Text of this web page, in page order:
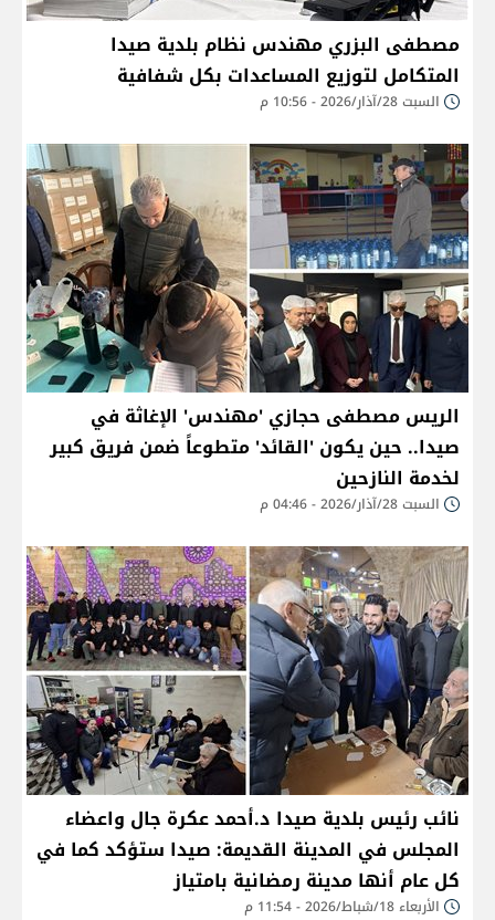
مصطفى البزري مهندس نظام بلدية صيدا
المتكامل لتوزيع المساعدات بكل شفافية
السبت 28/آذار/2026 - 10:56 م
الريس مصطفى حجازي 'مهندس' الإغاثة في
صيدا.. حين يكون 'القائد' متطوعاً ضمن فريق كبير
لخدمة النازحين
السبت 28/آذار/2026 - 04:46 م
نائب رئيس بلدية صيدا د.أحمد عكرة جال واعضاء
المجلس في المدينة القديمة: صيدا ستؤكد كما في
كل عام أنها مدينة رمضانية بامتياز
الأربعاء 18/شباط/2026 - 11:54 م